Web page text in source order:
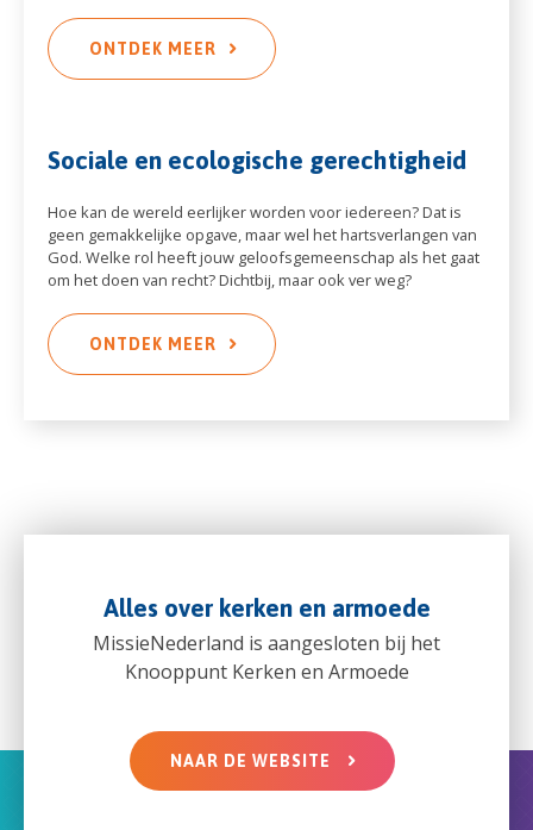
ONTDEK MEER
Sociale en ecologische gerechtigheid
Hoe kan de wereld eerlijker worden voor iedereen? Dat is
geen gemakkelijke opgave, maar wel het hartsverlangen van
God. Welke rol heeft jouw geloofsgemeenschap als het gaat
om het doen van recht? Dichtbij, maar ook ver weg?
ONTDEK MEER
Alles over kerken en armoede
MissieNederland is aangesloten bij het
Knooppunt Kerken en Armoede
NAAR DE WEBSITE